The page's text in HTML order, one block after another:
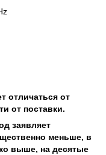
отличаться от
от поставки.
заявляет
меньше, в
выше, на десятые